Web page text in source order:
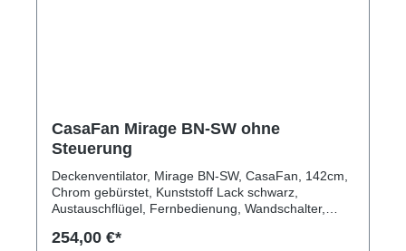
CasaFan Mirage BN-SW ohne
Steuerung
Deckenventilator, Mirage BN-SW, CasaFan, 142cm,
Chrom gebürstet, Kunststoff Lack schwarz,
Austauschflügel, Fernbedienung, Wandschalter,
254,00 €*